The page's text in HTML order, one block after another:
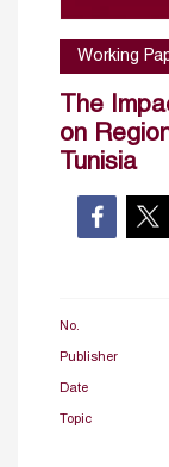
Working
The
on
Tunisia
No.
Publisher
Date
Topic